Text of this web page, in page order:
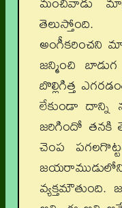
అంగీకరించని
జన్మించి
బొల్లిగిత్త
లేకుండా
జరిగిందో తనకి
చెంప